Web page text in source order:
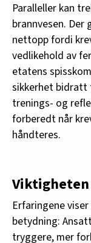
Paralleller kan
brannvesen.
nettopp fordi
vedlikehold av
etatens
sikkerhet bidratt
trenings- og
forberedt når
håndteres.
Erfaringene
betydning:
tryggere, mer